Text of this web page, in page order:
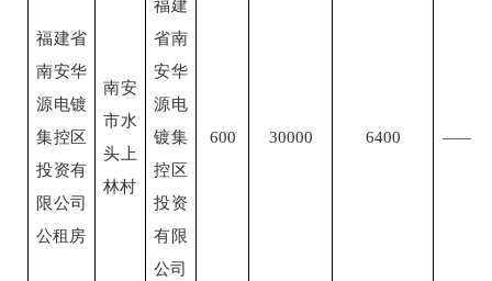
福建省
南安华
源电镀
集控区
投资有
限公司
公租房
南安
市水
头上
林村
福建
省南
安华
源电
镀集
控区
投资
有限
公司
600 30000 6400 ——